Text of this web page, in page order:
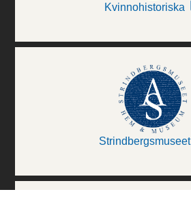
Kvinnohistoriska
Strindbergsmuseet